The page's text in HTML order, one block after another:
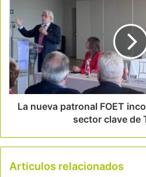
La nueva patronal FOET
sector clave de
Articulos relacionados